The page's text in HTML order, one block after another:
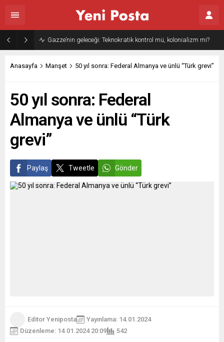
Gazze’nin geleceği: Teknokratik kontrol mü, kolonializm mi?
Anasayfa Manşet 50 yıl sonra: Federal Almanya ve ünlü “Türk grevi”
50 yıl sonra: Federal
Almanya ve ünlü “Türk
grevi”
Paylaş Tweetle Gönder
Editor Yeniposta
Yayınlama: 14.01.2024
Düzenleme: 14.01.2024 20:09
542